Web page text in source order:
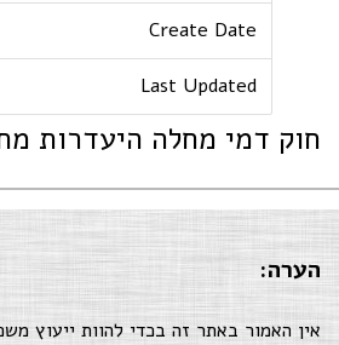
Create Date
Last Updated
חוק דמי מחלה היעדרות
הערה:
אין האמור באתר זה בכדי להוות ייעוץ